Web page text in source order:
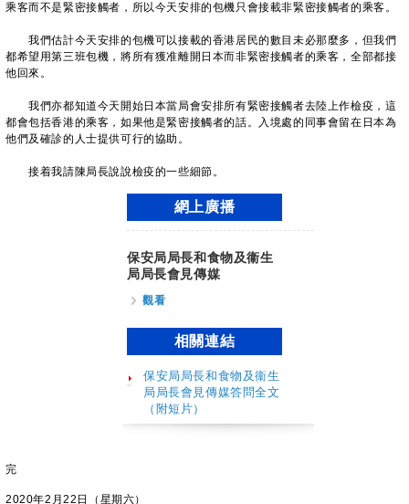
乘客而不是緊密接觸者，所以今天安排的包機只會接載非緊密接觸者的乘客。
我們估計今天安排的包機可以接載的香港居民的數目未必那麼多，但我們
都希望用第三班包機，將所有獲准離開日本而非緊密接觸者的乘客，全部都接
他回來。
我們亦都知道今天開始日本當局會安排所有緊密接觸者去陸上作檢疫，這
都會包括香港的乘客，如果他是緊密接觸者的話。入境處的同事會留在日本為
他們及確診的人士提供可行的協助。
接着我請陳局長說說檢疫的一些細節。
網上廣播
保安局局長和食物及衞生
局局長會見傳媒
觀看
相關連結
保安局局長和食物及衞生
局局長會見傳媒答問全文
（附短片）
完
2020年2月22日（星期六）